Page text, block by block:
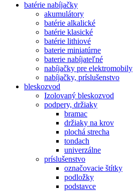
batérie nabíjačky
akumulátory
batérie alkalické
batérie klasické
batérie lithiové
baterie miniatúrne
baterie nabíjateľné
nabíjačky pre elektromobily
nabíjačky, príslušenstvo
bleskozvod
Izolovaný bleskozvod
podpery, držiaky
bramac
držiaky na krov
plochá strecha
tondach
univerzálne
príslušenstvo
označovacie štítky
podložky
podstavce